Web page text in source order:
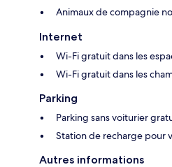
Animaux de compagnie
Internet
Wi-Fi gratuit dans les
Wi-Fi gratuit dans les
Parking
Parking sans voiturier
Station de recharge pour
Autres informations